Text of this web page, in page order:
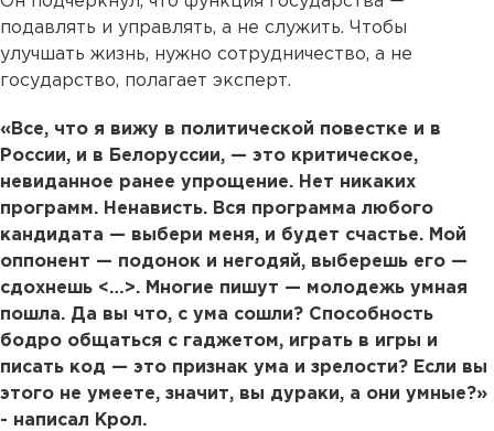
подавлять и управлять, а не служить. Чтобы
улучшать жизнь, нужно сотрудничество, а не
государство, полагает эксперт.
«Все, что я вижу в политической повестке и в
России, и в Белоруссии, — это критическое,
невиданное ранее упрощение. Нет никаких
программ. Ненависть. Вся программа любого
кандидата — выбери меня, и будет счастье. Мой
оппонент — подонок и негодяй, выберешь его —
сдохнешь <…>. Многие пишут — молодежь умная
пошла. Да вы что, с ума сошли? Способность
бодро общаться с гаджетом, играть в игры и
писать код — это признак ума и зрелости? Если вы
этого не умеете, значит, вы дураки, а они умные?»
- написал Крол.